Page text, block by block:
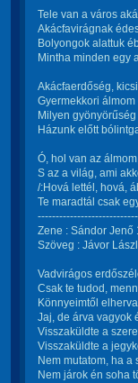
Tele van a város
Akácfavirágnak
Bolyongok alattuk
Mintha minden egy
Akácfaerdőség,
Gyermekkori
Milyen
Házunk előtt
Ó, hol van az
S az a világ, ami
/:Hová lettél, hová,
Te maradtál csak
Zene : Sándor Jenő
Szöveg : Jávor
Vadvirágos
Csak te tudod,
Könnyeimtől
Jaj, de árva vagyok
Visszaküldte a
Visszaküldte a
Nem mutatom, ha a
Nem járok én soha